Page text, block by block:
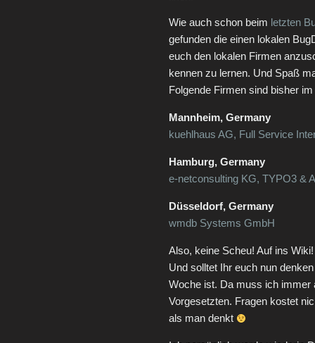
Wie auch schon beim letzten
gefunden die einen lokalen
euch den lokalen Firmen
kennen zu lernen. Und Spaß
Folgende Firmen sind bisher
Mannheim, Germany
kuehlhaus AG, Full Service
Hamburg, Germany
e-netconsulting KG, TYPO3 &
Düsseldorf, Germany
wmdb Systems GmbH
Also, keine Scheu! Auf ins Wiki!
Und solltet Ihr euch nun
Woche ist. Da muss ich immer
Vorgesetzten. Fragen kostet
als man denkt